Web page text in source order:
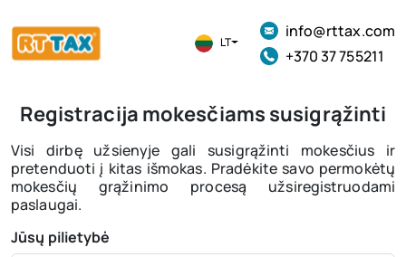
LT
info@rttax.com
+370 37 755211
Registracija mokesčiams susigrąžinti
Visi dirbę užsienyje gali susigrąžinti mokesčius ir
pretenduoti į kitas išmokas. Pradėkite savo permokėtų
mokesčių grąžinimo procesą užsiregistruodami
paslaugai.
Jūsų pilietybė